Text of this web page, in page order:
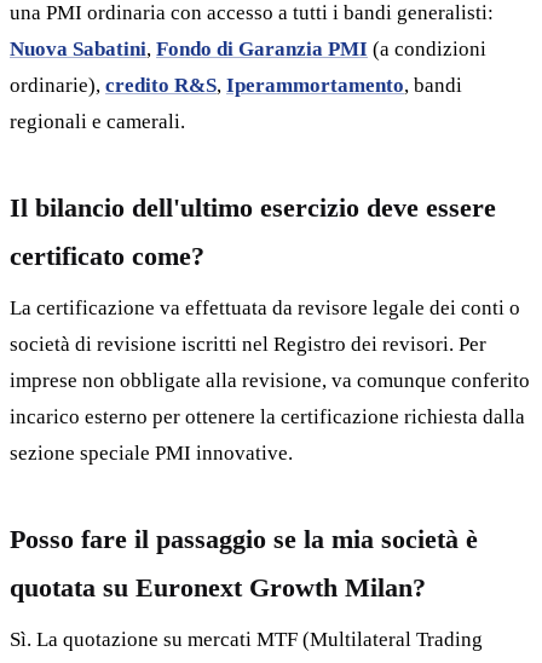
una PMI ordinaria con accesso a tutti i bandi generalisti:
Nuova Sabatini, Fondo di Garanzia PMI (a condizioni
ordinarie), credito R&S, Iperammortamento, bandi
regionali e camerali.
Il bilancio dell'ultimo esercizio deve essere
certificato come?
La certificazione va effettuata da revisore legale dei conti o
società di revisione iscritti nel Registro dei revisori. Per
imprese non obbligate alla revisione, va comunque conferito
incarico esterno per ottenere la certificazione richiesta dalla
sezione speciale PMI innovative.
Posso fare il passaggio se la mia società è
quotata su Euronext Growth Milan?
Sì. La quotazione su mercati MTF (Multilateral Trading